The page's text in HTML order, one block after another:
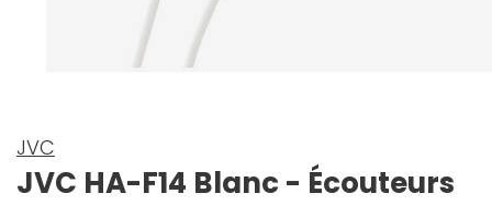
JVC
JVC HA-F14 Blanc - Écouteurs